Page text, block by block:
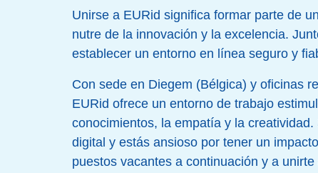
Unirse a EURid significa formar parte de
nutre de la innovación y la excelencia.
establecer un entorno en línea seguro y
Con sede en Diegem (Bélgica) y oficinas
EURid ofrece un entorno de trabajo
conocimientos, la empatía y la
digital y estás ansioso por tener un
puestos vacantes a continuación y a